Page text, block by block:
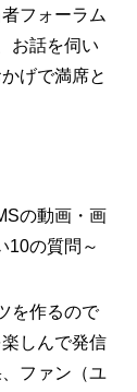
フォーラム
お話を伺い
げで満席と
の動画・画
10の質問～
を作るので
しんで発信
ファン（ユ